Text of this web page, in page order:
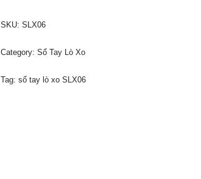
SKU:SLX06
Category:Sổ Tay Lò Xo
Tag:sổ tay lò xo SLX06